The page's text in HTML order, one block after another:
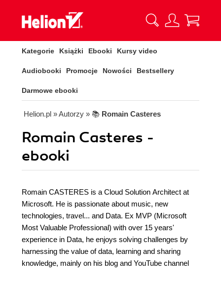
Kategorie Książki Ebooki Kursy video
Audiobooki Promocje Nowości Bestsellery
Darmowe ebooki
Helion.pl » Autorzy » 📚 Romain Casteres
Romain Casteres -
ebooki
Romain CASTERES is a Cloud Solution Architect at
Microsoft. He is passionate about music, new
technologies, travel... and Data. Ex MVP (Microsoft
Most Valuable Professional) with over 15 years'
experience in Data, he enjoys solving challenges by
harnessing the value of data, learning and sharing
knowledge, mainly on his blog and YouTube channel